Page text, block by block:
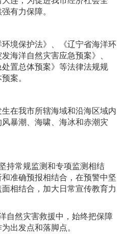
有力保障。
境保护法》、《辽宁省海洋环
海洋自然灾害应急预案》、
处置总体预案》等法律法规规
案。
在我市所辖海域和沿海区域内
暴潮、海啸、海冰和赤潮灾
持常规监测和专项监测相结
准确预报相结合，在预警中坚
相结合，加大日常宣传教育力
自然灾害救援中，始终把保障
出发点和落脚点。